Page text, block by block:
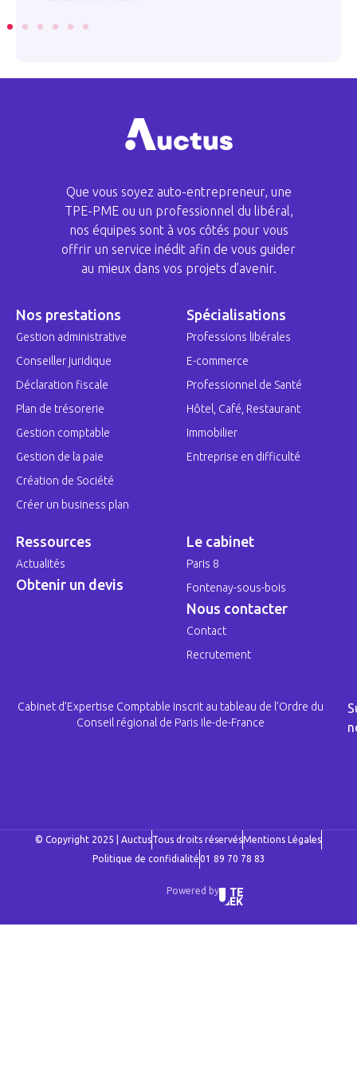
Que vous soyez auto-entrepreneur, une
TPE-PME ou un professionnel du libéral,
nos équipes sont à vos côtés pour vous
offrir un service inédit afin de vous guider
au mieux dans vos projets d’avenir.
Nos prestations
Gestion administrative
Conseiller juridique
Déclaration fiscale
Plan de trésorerie
Gestion comptable
Gestion de la paie
Création de Société
Créer un business plan
Spécialisations
Professions libérales
E-commerce
Professionnel de Santé
Hôtel, Café, Restaurant
Immobilier
Entreprise en difficulté
Ressources
Actualités
Obtenir un devis
Le cabinet
Paris 8
Fontenay-sous-bois
Nous contacter
Contact
Recrutement
Cabinet d’Expertise Comptable inscrit au tableau de l’Ordre du
Conseil régional de Paris Ile-de-France
© Copyright 2025 | AuctusTous droits réservésMentions Légales
Politique de confidialité01 89 70 78 83
Powered by